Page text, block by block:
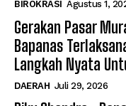
BIROKRASI Agustus 1,
Gerakan Pasar
Bapanas
Langkah Nyata
DAERAH Juli 29, 2026